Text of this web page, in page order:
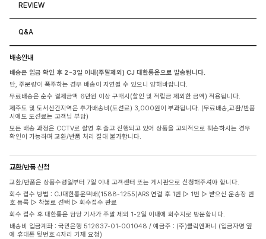
REVIEW
Q&A
배송안내
배송은 입금 확인 후 2~3일 이내(주말제외) CJ 대한통운으로 발송됩니다.
단, 주문량이 폭주하는 경우 배송이 지연될 수 있으니 양해바랍니다.
무료배송은 순수 결제금액 6만원 이상 구매시(할인 및 적립금 제외한 금액) 적용됩니다.
제주도 및 도서산간지역은 추가배송비(도선료) 3,000원이 부과됩니다. (무료배송,교환/반품
시에도 도선료는 고객님 부담)
모든 배송 과정은 CCTV로 촬영 후 출고 진행되고 있어 상품을 고의적으로 훼손하시는 경우
확인이 가능하며 교환/반품 처리 절대 불가합니다.
교환/반품 신청
교환/반품은 상품수령일부터 7일 이내 고객센터 또는 게시판으로 신청해주셔야 합니다.
회수 접수 방법 : CJ대한통운택배(1588-1255)ARS 연결 후 1번 ▷ 1번 ▷ 받으신 운송장 번
호 등록 ▷ 착불로 선택 ▷ 회수접수 완료
회수 접수 후 대한통운 담당 기사가 주말 제외 1-2일 이내에 회수지로 방문합니다.
배송비 입금계좌 : 국민은행 512637-01-001048 / 예금주 : (주)클릭앤퍼니 (입금자명 옆
에 휴대폰 뒷번호 4자리 기재 요청)